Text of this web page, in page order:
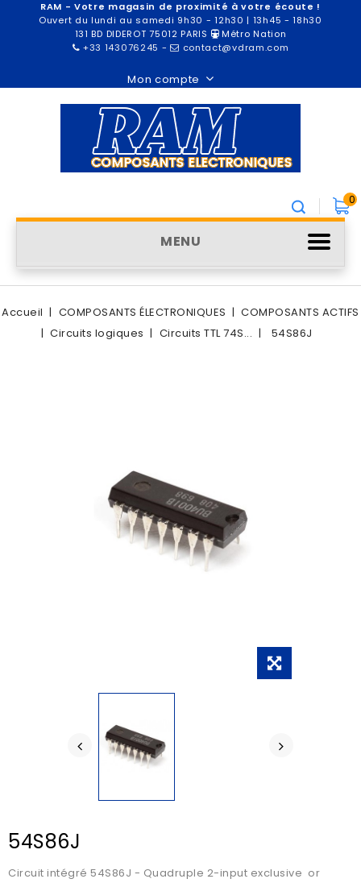
RAM - Votre magasin de proximité à votre écoute !
Ouvert du lundi au samedi 9h30 - 12h30 | 13h45 - 18h30
131 BD DIDEROT 75012 PARIS
Métro Nation
+33 143076245 - contact@vdram.com
Mon compte
0
MENU
Accueil COMPOSANTS ÉLECTRONIQUES
COMPOSANTS ACTIFS
Circuits logiques
Circuits TTL 74S... 54S86J
54S86J
Circuit intégré 54S86J - Quadruple 2-input exclusive or